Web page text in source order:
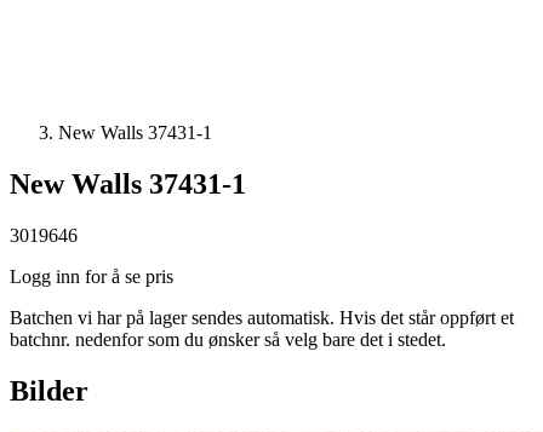
New Walls 37431-1
New Walls 37431-1
3019646
Logg inn for å se pris
Batchen vi har på lager sendes automatisk. Hvis det står oppført et
batchnr. nedenfor som du ønsker så velg bare det i stedet.
Bilder